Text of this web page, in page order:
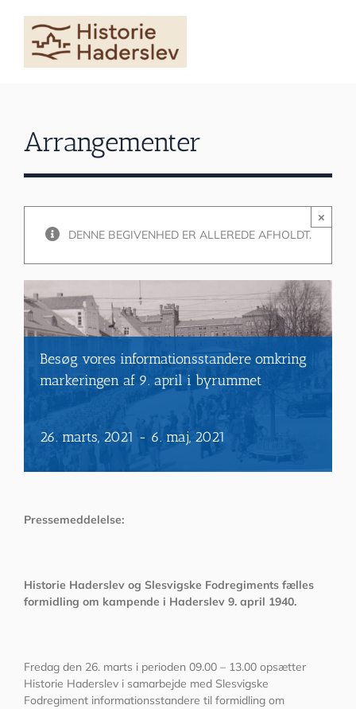
content
Arrangementer
×
DENNE BEGIVENHED ER ALLEREDE AFHOLDT.
Besøg vores informationsstandere omkring
markeringen af 9. april i byrummet
26. marts, 2021 - 6. maj, 2021
Pressemeddelelse:
Historie Haderslev og Slesvigske Fodregiments fælles
formidling om kampende i Haderslev 9. april 1940.
Fredag den 26. marts i perioden 09.00 – 13.00 opsætter
Historie Haderslev i samarbejde med Slesvigske
Fodregiment informationsstandere til formidling om